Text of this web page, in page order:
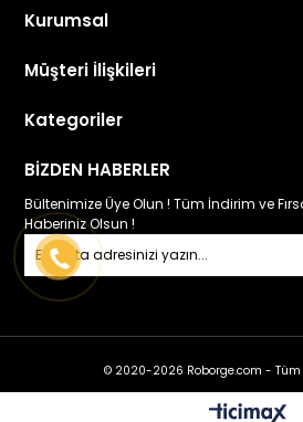
Kurumsal
Müşteri İlişkileri
Kategoriler
BİZDEN HABERLER
Bültenimize Üye Olun ! Tüm İndirim ve
Haberiniz Olsun !
© 2020-2026 Roborge.com - Tüm